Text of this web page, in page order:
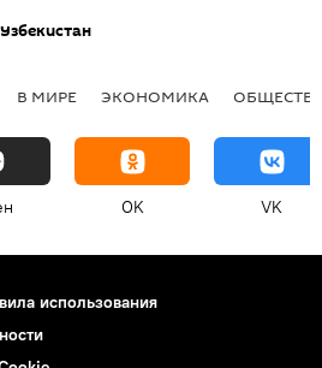
Узбекистан
В МИРЕ ЭКОНОМИКА
OK VK
использования